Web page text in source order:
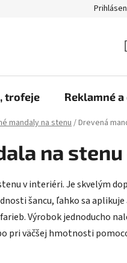
na odstúpenie od zmluvy
trofeje Reklamné a
mandaly na stenu/Drevená
na
v interiéri. Je skvelým
šancu, ľahko sa
Výrobok jednoducho
pri väčšej hmotnosti